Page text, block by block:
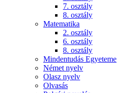
7. osztály
8. osztály
Matematika
2. osztály
6. osztály
8. osztály
Mindentudás Egyeteme
Német nyelv
Olasz nyelv
Olvasás